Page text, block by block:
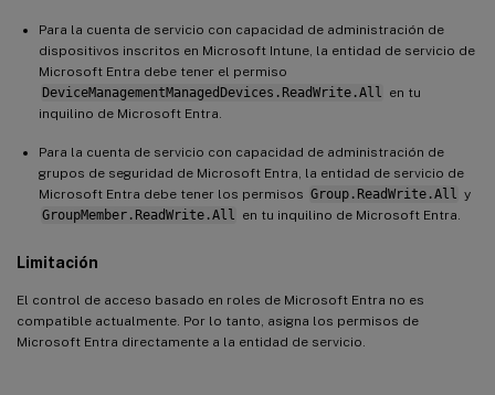
Para la cuenta de servicio con capacidad de administración de
dispositivos inscritos en Microsoft Intune, la entidad de servicio de
Microsoft Entra debe tener el permiso
DeviceManagementManagedDevices.ReadWrite.All
en tu
inquilino de Microsoft Entra.
Para la cuenta de servicio con capacidad de administración de
grupos de seguridad de Microsoft Entra, la entidad de servicio de
Microsoft Entra debe tener los permisos Group.ReadWrite.All
y
GroupMember.ReadWrite.All
en tu inquilino de Microsoft Entra.
Limitación
El control de acceso basado en roles de Microsoft Entra no es
compatible actualmente. Por lo tanto, asigna los permisos de
Microsoft Entra directamente a la entidad de servicio.